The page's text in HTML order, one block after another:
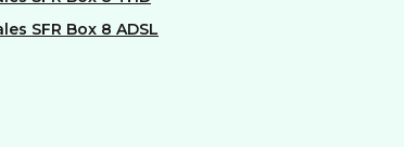
SFR Box 8 ADSL